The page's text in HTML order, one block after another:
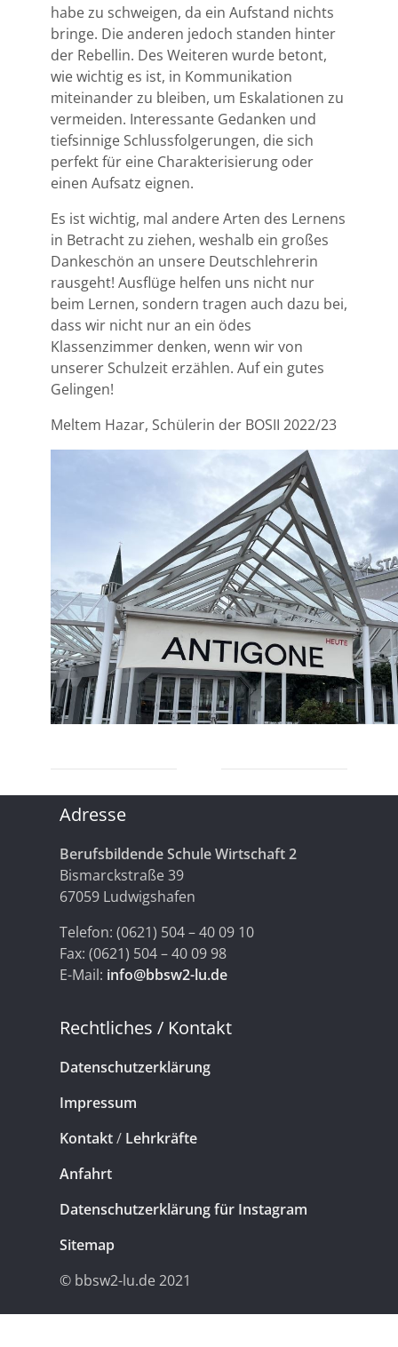
habe zu schweigen, da ein Aufstand nichts
bringe. Die anderen jedoch standen hinter
der Rebellin. Des Weiteren wurde betont,
wie wichtig es ist, in Kommunikation
miteinander zu bleiben, um Eskalationen zu
vermeiden. Interessante Gedanken und
tiefsinnige Schlussfolgerungen, die sich
perfekt für eine Charakterisierung oder
einen Aufsatz eignen.
Es ist wichtig, mal andere Arten des Lernens
in Betracht zu ziehen, weshalb ein großes
Dankeschön an unsere Deutschlehrerin
rausgeht! Ausflüge helfen uns nicht nur
beim Lernen, sondern tragen auch dazu bei,
dass wir nicht nur an ein ödes
Klassenzimmer denken, wenn wir von
unserer Schulzeit erzählen. Auf ein gutes
Gelingen!
Meltem Hazar, Schülerin der BOSII 2022/23
Adresse
Berufsbildende Schule Wirtschaft 2
Bismarckstraße 39
67059 Ludwigshafen
Telefon: (0621) 504 – 40 09 10
Fax: (0621) 504 – 40 09 98
E-Mail: info@bbsw2-lu.de
Rechtliches / Kontakt
Datenschutzerklärung
Impressum
Kontakt/ Lehrkräfte
Anfahrt
Datenschutzerklärung für Instagram
Sitemap
© bbsw2-lu.de 2021